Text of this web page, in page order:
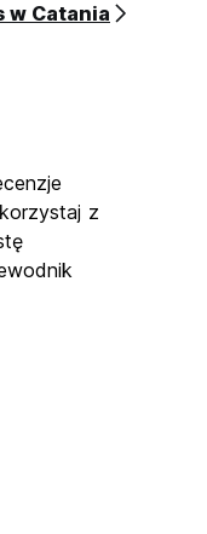
w Catania
z